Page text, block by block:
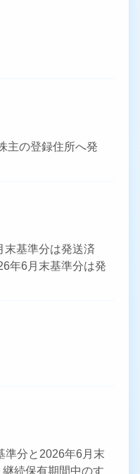
主の登録住所へ発
末基準分は発送済
年6月末基準分は発
準分と2026年6月末
続保有期間中のす